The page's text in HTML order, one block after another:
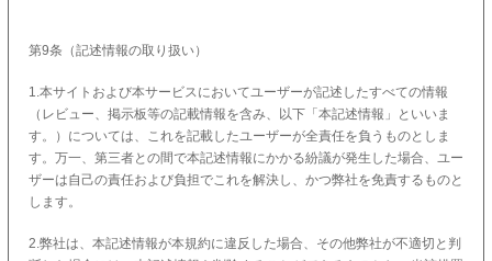
第9条（記述情報の取り扱い）
1.本サイトおよび本サービスにおいてユーザーが記述したすべての情報
（レビュー、掲示板等の記載情報を含み、以下「本記述情報」といいま
す。）については、これを記載したユーザーが全責任を負うものとしま
す。万一、第三者との間で本記述情報にかかる紛議が発生した場合、ユー
ザーは自己の責任および負担でこれを解決し、かつ弊社を免責するものと
します。
2.弊社は、本記述情報が本規約に違反した場合、その他弊社が不適切と判